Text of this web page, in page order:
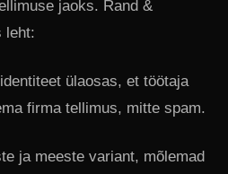
jaoks. Rand &
leht:
ülaosas, et töötaja
firma tellimus, mitte spam.
ja meeste variant, mõlemad